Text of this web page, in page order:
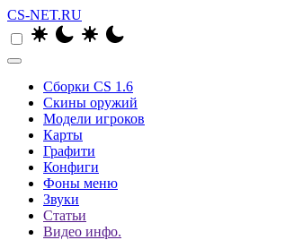
CS-NET.RU
Сборки CS 1.6
Скины оружий
Модели игроков
Карты
Графити
Конфиги
Фоны меню
Звуки
Статьи
Видео инфо.